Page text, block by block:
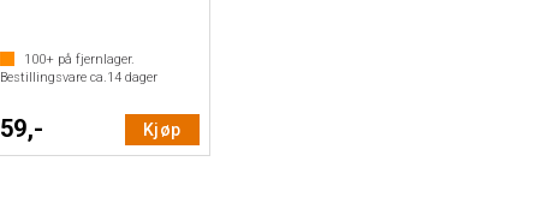
100+ på fjernlager.
Bestillingsvare ca.14 dager
59,- Kjøp